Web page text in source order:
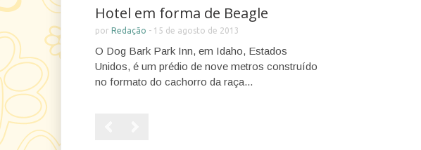
Hotel em forma de Beagle
por Redação - 15 de agosto de 2013
O Dog Bark Park Inn, em Idaho, Estados
Unidos, é um prédio de nove metros construído
no formato do cachorro da raça...